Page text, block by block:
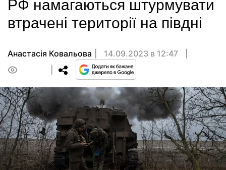
РФ намагаються штурмувати
втрачені території на півдні
Анастасія Ковальова
14.09.2023 в 12:47